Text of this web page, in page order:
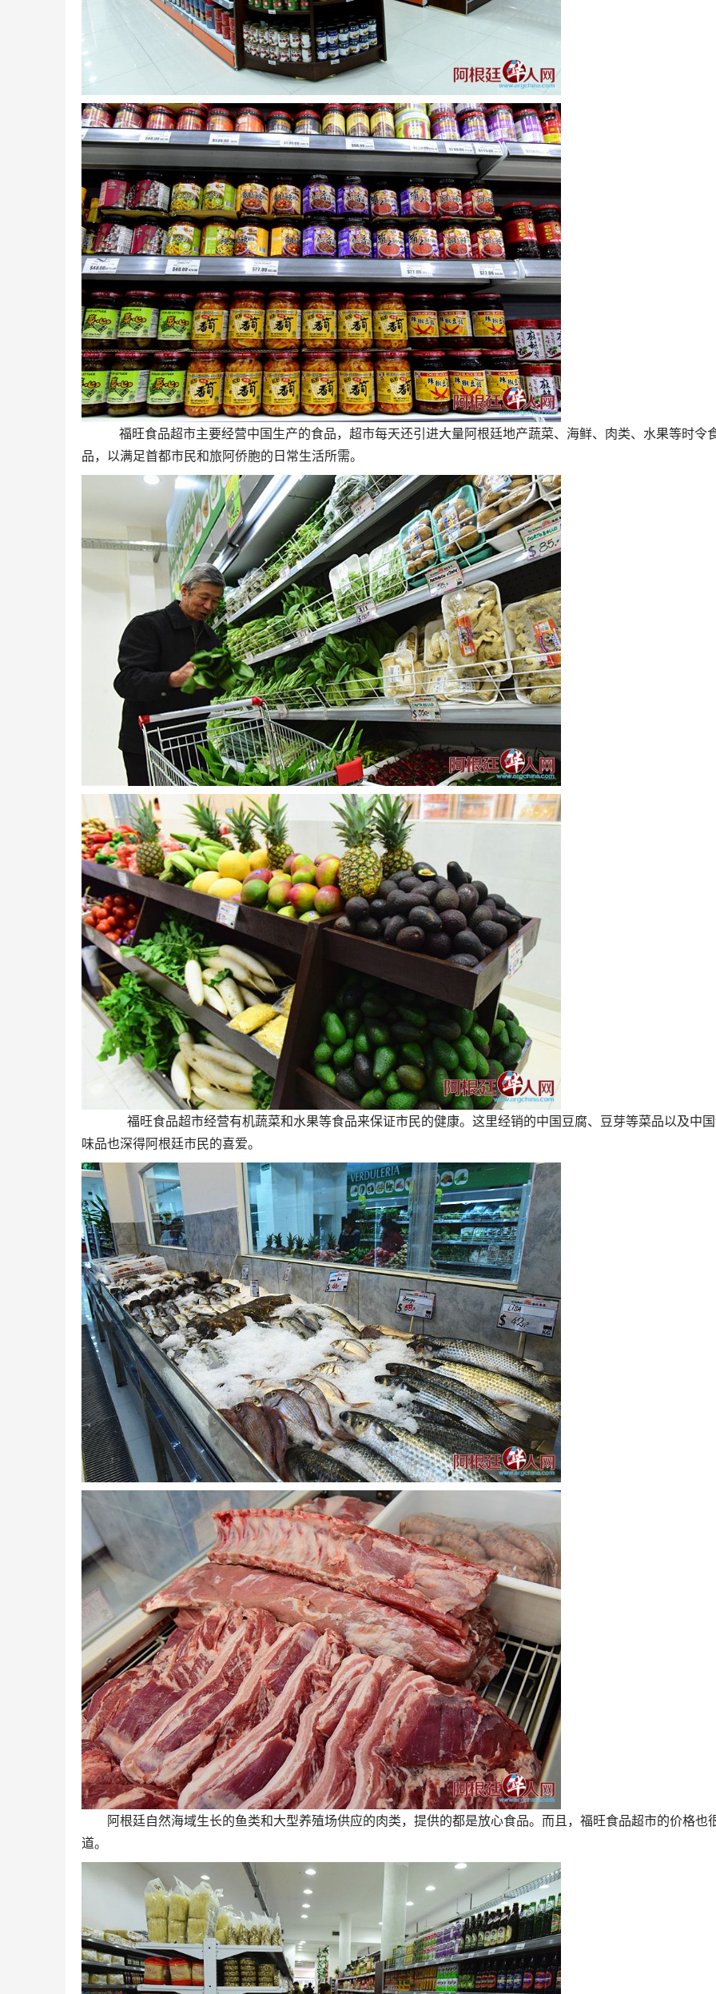
福旺食品超市主要经营中国生产的食品，超市每天还引进大量阿根廷地产蔬菜、海鲜、肉类、水果等时令
品，以满足首都市民和旅阿侨胞的日常生活所需。
福旺食品超市经营有机蔬菜和水果等食品来保证市民的健康。这里经销的中国豆腐、豆芽等菜品以及中
味品也深得阿根廷市民的喜爱。
阿根廷自然海域生长的鱼类和大型养殖场供应的肉类，提供的都是放心食品。而且，福旺食品超市的价格也
道。